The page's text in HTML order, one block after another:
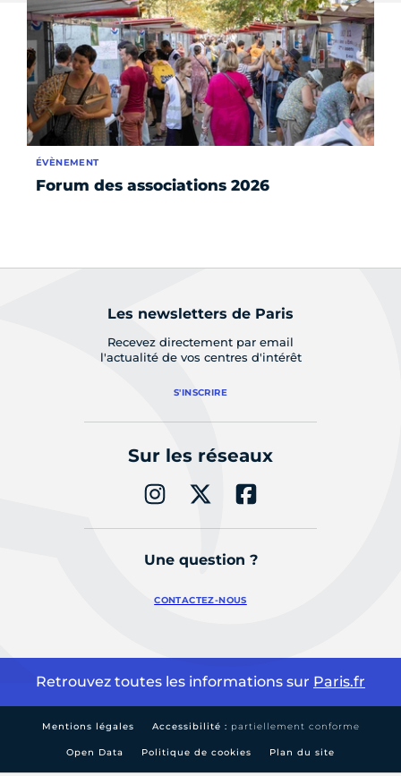
Forum des associations 2026
ÉVÈNEMENT
Les newsletters de Paris
Recevez directement par email
l'actualité de vos centres d'intérêt
S'INSCRIRE
Sur les réseaux
Une question ?
CONTACTEZ-NOUS
Retrouvez toutes les informations sur Paris.fr
Mentions légales Accessibilité : partiellement conforme
Open Data Politique de cookies Plan du site